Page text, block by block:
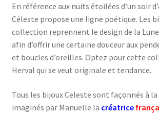
En référence aux nuits étoilées d’un soir
Céleste propose une ligne poétique. Les
collection reprennent le design de la
afin d’offrir une certaine douceur aux
et boucles d’oreilles. Optez pour cette
Herval qui se veut originale et tendance.
Tous les bijoux Celeste sont façonnés à
imaginés par Manuelle la créatrice